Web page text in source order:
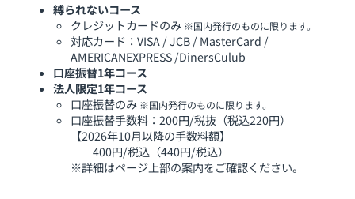
縛られないコース
クレジットカードのみ ※国内発行のものに限ります。
対応カード：VISA / JCB / MasterCard /
AMERICANEXPRESS /DinersCulub
口座振替1年コース
法人限定1年コース
口座振替のみ ※国内発行のものに限ります。
口座振替手数料：200円/税抜（税込220円）
【2026年10月以降の手数料額】
400円/税込（440円/税込）
※詳細はページ上部の案内をご確認ください。